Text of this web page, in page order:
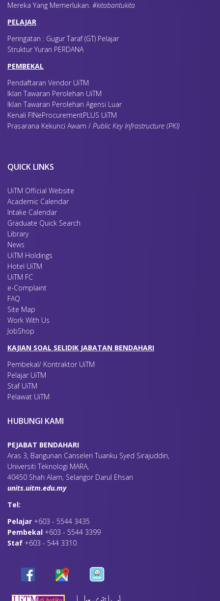
Mereka Yang Memerlukan. #kitabantukita
PELAJAR
Peringatan : Gugur Taraf (GT) Pelajar
Struktur Yuran PERDANA
PEMBEKAL
Pendaftaran Vendor UiTM
Iklan Tawaran Perolehan UiTM
Iklan Tawaran Perolehan Agensi Luar
Kenali FINeProcurementPLUS UiTM
Prasarana Kekunci Awam / Public Key Infrastructure (PKI)
QUICK LINKS
UiTM Official Website
Academic Calendar
Intake Calendar
Graduate Quick Search
Library
News
UiTM Holdings
Hotel UiTM
UiTM FC
e-Complaint
FAQ
Site Map
Work With Us
JobShop
KAJIAN SOAL SELIDIK JABATAN BENDAHARI
Pembekal/ Kontraktor UiTM
Pelajar UiTM
Staf UiTM
Pelawat UiTM
HUBUNGI KAMI
PEJABAT BENDAHARI
Aras 3, Bangunan Canseleri Tuanku Syed Sirajuddin,
Universiti Teknologi MARA,
40450 Shah Alam, Selangor Darul Ehsan
units.uitm.edu.my
Tel:
Pelajar +603 - 5544 3435
Pembekal +603 - 5544 3399
Staf +603 - 544 3310